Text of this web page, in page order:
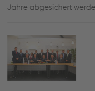
Jahre abgesichert